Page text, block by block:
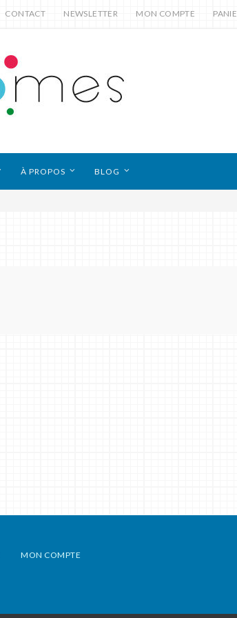
CONTACT NEWSLETTER MON COMPTE
À PROPOS BLOG
MON COMPTE